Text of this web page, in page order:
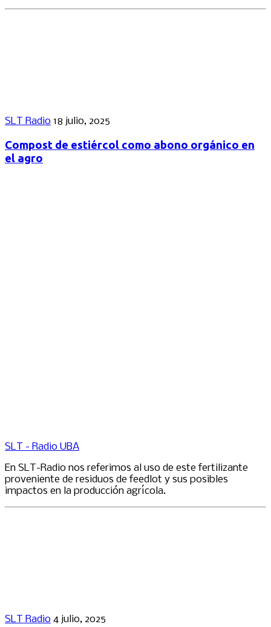
SLT Radio 18 julio, 2025
Compost de estiércol como abono orgánico en
el agro
SLT - Radio UBA
En SLT-Radio nos referimos al uso de este fertilizante
proveniente de residuos de feedlot y sus posibles
impactos en la producción agrícola.
SLT Radio 4 julio, 2025